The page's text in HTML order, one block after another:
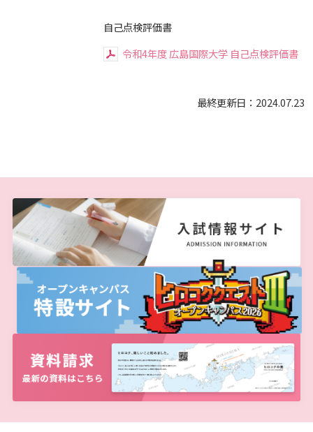
アドミッション・ポリシー（2027年度以降入学
生）
アドミッション・ポリシー（2024～2026年度入学
生）
カリキュラム・ポリシー
カリキュラム・ポリシー（2024年度以降入学生）
カリキュラム・ポリシー（2023年度入学生）
カリキュラム・ポリシー（2020～2022年度入学
生）
カリキュラム・ポリシー（2016～2019年度保健医
ディプロマ・ポリシー
ディプロマ・ポリシー（2024年度入学生）
ディプロマ・ポリシー（2020～2023年度入学生）
ディプロマ・ポリシー（2016～2019年度入学生）
ディプロマ・ポリシー（2015年度以前入学生）
沿革
学園からのメッセージ
学長メッセージ
教育研究上の目的・基本組織について
学生生活支援について
就職支援について
動物実験に関する情報について
財務・事業計画等について
教職課程について
東広島・呉キャンパス施設 名称・愛称
施設を動画で紹介
キャンパスの歴史を振り返る
心理臨床センター
学生寮・学生研修棟
プレスリリース
メディア掲載情報
SNS公式アカウント
ハラスメントについて
SDGsについて
窓口での資料受取りについて
関連情報
交通アクセス
学園・姉妹校のご案内
お問い合わせ
健康科学部
看護学部
薬学部
リハビリテーション学専攻
医療福祉学専攻
医療経営学専攻
心理学専攻
看護学研究科
看護学専攻
薬学研究科
助産学専攻科
就業力育成プログラム
エクステンション講座
開講講座
受講申込方法
資格取得奨励金制度
就職データ
キャリア支援係利用案内
研究連携相談
研究者要覧
研究者情報（学会賞・研究者インタビュー）
公的研究費の責任体系について
安全保障貿易管理
研究倫理
地域連携
公開講座
公開講座
公開講座 過去の開講コース
高大連携
子ども向け体験講座
子ども向け体験講座
子ども向け体験講座 過去の開講コース
ボランティア活動
科目等履修生制度
国際交流
国際化ビジョン
海外研修情報
海外研修
学生短期海外研修
外国人留学生
国際交流イベント
アジア介護・福祉教育研修センター
アクセス
Language
JP（日本語） EN（英語） CH（中国語）
自己点検評価書
令和4年度 広島国際大学 自己点検評価書
最終更新日：2024.07.23
アドミッション・ポリシー（2027年度以降入学
アドミッション・ポリシー（2024～2026年度入学
カリキュラム・ポリシー
生）
カリキュラム・ポリシー（2016～2019年度保健医
療・総合リハ・医療福祉・医療経営・看護）
カリキュラム・ポリシー（2016～2019年度心理・
薬・医療栄養）
カリキュラム・ポリシー（2015年度以前入学生）
カリキュラム・ポリシー（大学院対象）
ディプロマ・ポリシー（2016～2019年度入学生）
ディプロマ・ポリシー（2015年度以前入学生）
大学院ディプロマ・ポリシー（2024年度入学生）
大学院ディプロマ・ポリシー（2021～2023年度入
学生）
大学院ディプロマ・ポリシー（2020年度以前入学
学長メッセージ
大学章と大学旗
UI（ユニバーシティ・アイデンティティ）
学園・姉妹校のご案内
学生生活支援について
教職課程について
自己点検・評価
大学機関別認証評価
薬学部薬学科の自己点検・評価について
理学療法士・作業療法士教員資格及び教育内容等
の自己評価書
文部科学省への設置認可・届出書類・履行状況報
告書
高等教育の修学支援新制度
施設を動画で紹介
宿泊施設
東広島キャンパス
呉キャンパス
基盤教育センター
基盤教育センターでの教育活動・概要
広国ドリル
専門職連携教育センター
広国IPEの授業について
情報メディアラーニングセンター
情報端末の必携化について
メディア掲載情報